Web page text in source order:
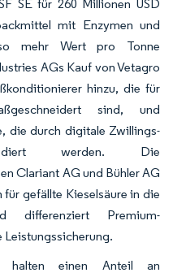
SE für 260 Millionen USD
mit Enzymen und
mehr Wert pro Tonne
AGs Kauf von Vetagro
hinzu, die für
sind, und
die durch digitale Zwillings-
werden. Die
Clariant AG und Bühler AG
gefällte Kieselsäure in die
differenziert Premium-
Leistungssicherung.
halten einen Anteil an